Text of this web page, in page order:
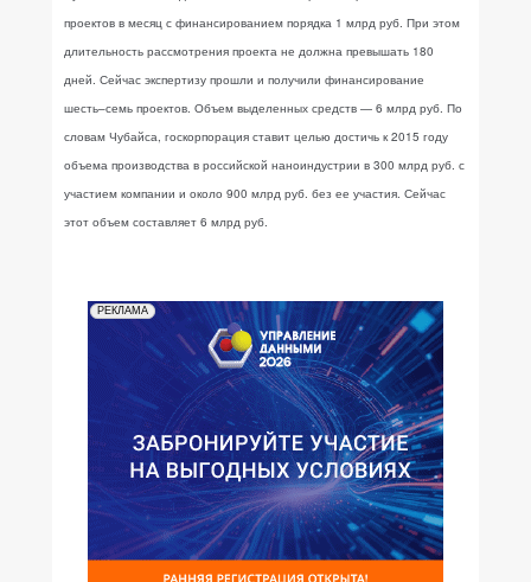
проектов в месяц с финансированием порядка 1 млрд руб. При этом
длительность рассмотрения проекта не должна превышать 180
дней. Сейчас экспертизу прошли и получили финансирование
шесть–семь проектов. Объем выделенных средств — 6 млрд руб. По
словам Чубайса, госкорпорация ставит целью достичь к 2015 году
объема производства в российской наноиндустрии в 300 млрд руб. с
участием компании и около 900 млрд руб. без ее участия. Сейчас
этот объем составляет 6 млрд руб.
РЕКЛАМА